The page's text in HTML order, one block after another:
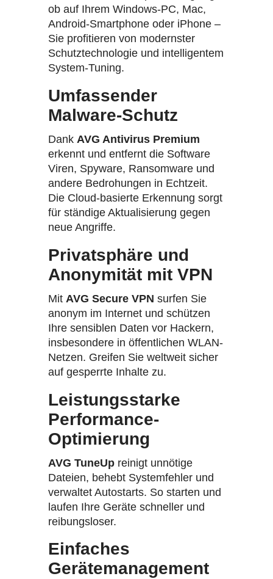
ob auf Ihrem Windows-PC, Mac,
Android-Smartphone oder iPhone –
Sie profitieren von modernster
Schutztechnologie und intelligentem
System-Tuning.
Umfassender
Malware-Schutz
Dank AVG Antivirus Premium
erkennt und entfernt die Software
Viren, Spyware, Ransomware und
andere Bedrohungen in Echtzeit.
Die Cloud-basierte Erkennung sorgt
für ständige Aktualisierung gegen
neue Angriffe.
Privatsphäre und
Anonymität mit VPN
Mit AVG Secure VPN surfen Sie
anonym im Internet und schützen
Ihre sensiblen Daten vor Hackern,
insbesondere in öffentlichen WLAN-
Netzen. Greifen Sie weltweit sicher
auf gesperrte Inhalte zu.
Leistungsstarke
Performance-
Optimierung
AVG TuneUp reinigt unnötige
Dateien, behebt Systemfehler und
verwaltet Autostarts. So starten und
laufen Ihre Geräte schneller und
reibungsloser.
Einfaches
Gerätemanagement